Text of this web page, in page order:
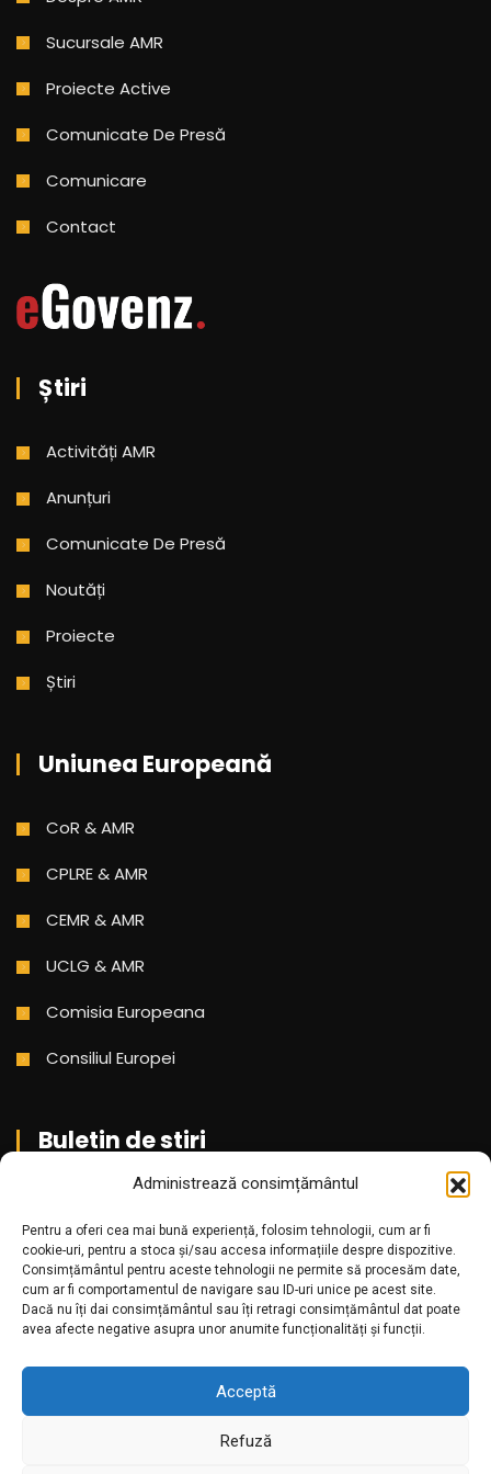
Administrează consimțământul
Pentru a oferi cea mai bună experiență, folosim tehnologii, cum ar fi
cookie-uri, pentru a stoca și/sau accesa informațiile despre dispozitive.
Consimțământul pentru aceste tehnologii ne permite să procesăm date,
cum ar fi comportamentul de navigare sau ID-uri unice pe acest site.
Dacă nu îți dai consimțământul sau îți retragi consimțământul dat poate
avea afecte negative asupra unor anumite funcționalități și funcții.
Acceptă
Refuză
Sucursale AMR
Proiecte Active
Comunicate De Presă
Comunicare
Contact
Știri
Activități AMR
Anunțuri
Comunicate De Presă
Noutăți
Proiecte
Știri
Uniunea Europeană
CoR & AMR
CPLRE & AMR
CEMR & AMR
UCLG & AMR
Comisia Europeana
Consiliul Europei
Buletin de stiri
Aboneaza-te pentru a primi cele mai noi stiri din partea
noastra!